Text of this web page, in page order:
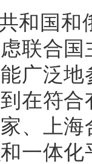
和国和
联合
广泛
在符
、上
一体